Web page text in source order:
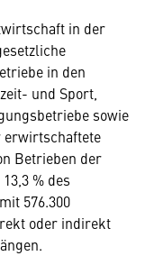
in der
in den
und Sport,
sowie
erwirtschaftete
Betrieben der
% des
576.300
oder indirekt